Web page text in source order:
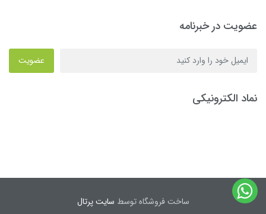
عضویت در خبرنامه
عضویت
نماد الکترونیکی
ساخت فروشگاه توسط سایت پرتال